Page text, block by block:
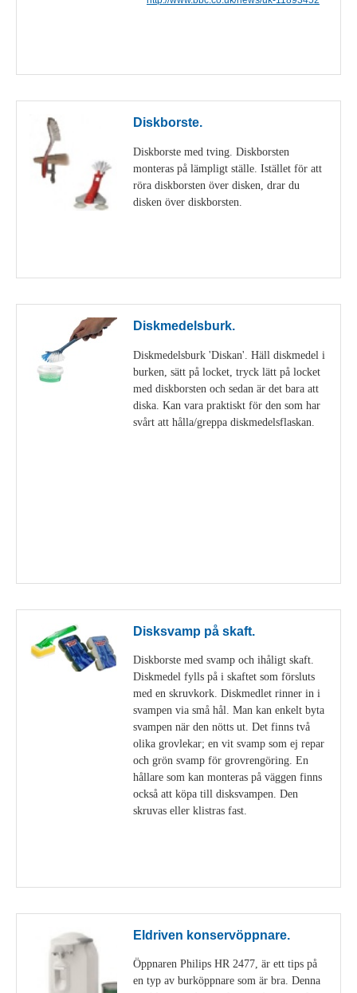
Diskborste.
Diskborste med tving. Diskborsten
monteras på lämpligt ställe. Istället för att
röra diskborsten över disken, drar du
disken över diskborsten.
Diskmedelsburk.
Diskmedelsburk 'Diskan'. Häll diskmedel i
burken, sätt på locket, tryck lätt på locket
med diskborsten och sedan är det bara att
diska. Kan vara praktiskt för den som har
svårt att hålla/greppa diskmedelsflaskan.
Disksvamp på skaft.
Diskborste med svamp och ihåligt skaft.
Diskmedel fylls på i skaftet som försluts
med en skruvkork. Diskmedlet rinner in i
svampen via små hål. Man kan enkelt byta
svampen när den nötts ut. Det finns två
olika grovlekar; en vit svamp som ej repar
och grön svamp för grovrengöring. En
hållare som kan monteras på väggen finns
också att köpa till disksvampen. Den
skruvas eller klistras fast.
Eldriven konservöppnare.
Öppnaren Philips HR 2477, är ett tips på
en typ av burköppnare som är bra. Denna